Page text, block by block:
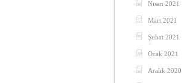
Nisan 2021
Mart 2021
Şubat 2021
Ocak 2021
Aralık 2020